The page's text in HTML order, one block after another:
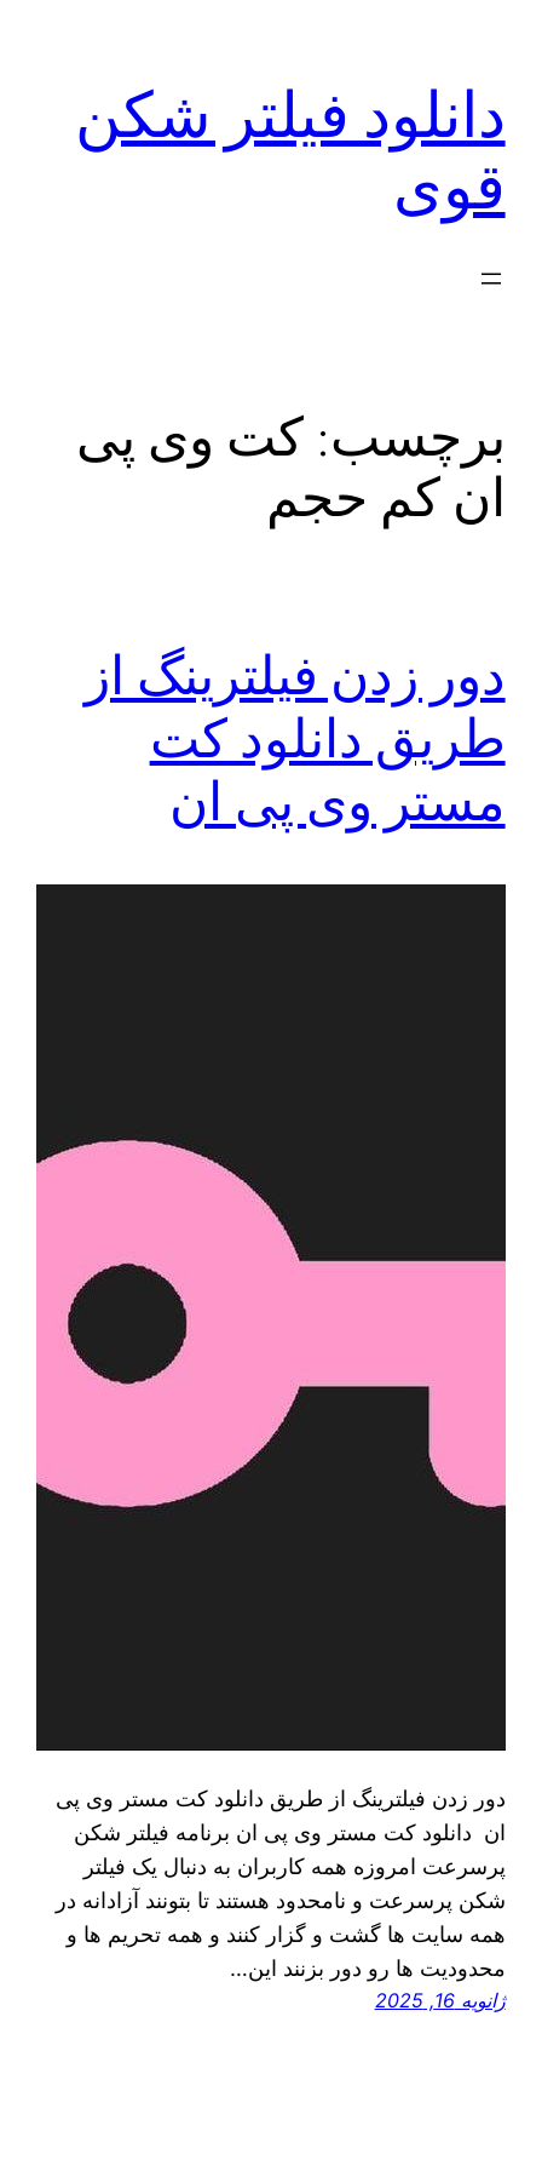
دانلود فیلتر شکن
قوی
برچسب:کت وی پی
ان کم حجم
دور زدن فیلترینگ از
طریق دانلود کت
مستر وی پی ان
دور زدن فیلترینگ از طریق دانلود کت مستر وی پی
ان دانلود کت مستر وی پی ان برنامه فیلتر شکن
پرسرعت امروزه همه کاربران به دنبال یک فیلتر
شکن پرسرعت و نامحدود هستند تا بتونند آزادانه در
همه سایت ها گشت و گزار کنند و همه تحریم ها و
محدودیت ها رو دور بزنند این…
ژانویه 16, 2025